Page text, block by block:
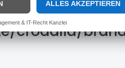
crodalia/